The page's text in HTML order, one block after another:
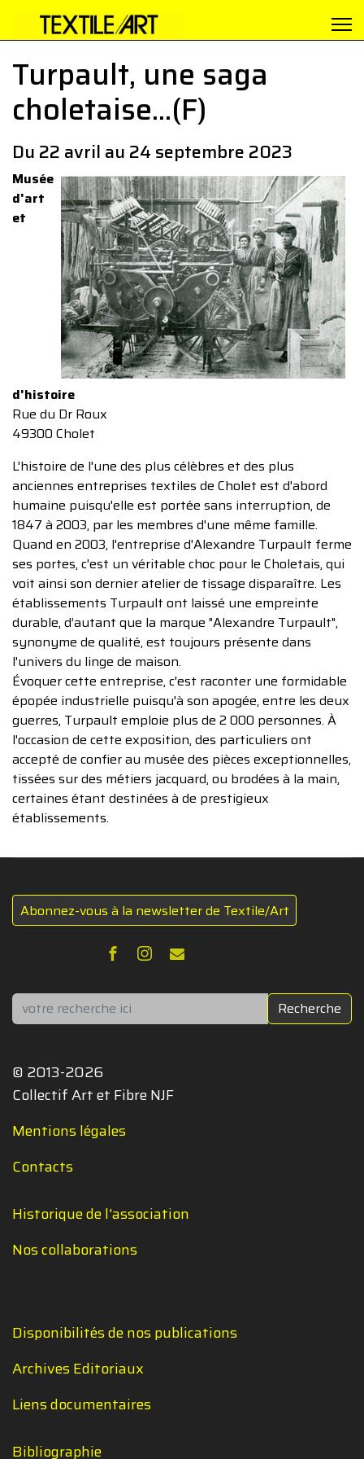
Turpault, une saga
choletaise...(F)
Du 22 avril au 24 septembre 2023
Musée
d'art
et
d'histoire
Rue du Dr Roux
49300 Cholet
L'histoire de l'une des plus célèbres et des plus
anciennes entreprises textiles de Cholet est d'abord
humaine puisqu'elle est portée sans interruption, de
1847 à 2003, par les membres d'une même famille.
Quand en 2003, l'entreprise d'Alexandre Turpault ferme
ses portes, c'est un véritable choc pour le Choletais, qui
voit ainsi son dernier atelier de tissage disparaître. Les
établissements Turpault ont laissé une empreinte
durable, d’autant que la marque "Alexandre Turpault",
synonyme de qualité, est toujours présente dans
l'univers du linge de maison.
Évoquer cette entreprise, c'est raconter une formidable
épopée industrielle puisqu'à son apogée, entre les deux
guerres, Turpault emploie plus de 2 000 personnes. À
l'occasion de cette exposition, des particuliers ont
accepté de confier au musée des pièces exceptionnelles,
tissées sur des métiers jacquard, ou brodées à la main,
certaines étant destinées à de prestigieux
établissements.
Abonnez-vous à la newsletter de Textile/Art
Rechercher Recherche
© 2013-2026
Collectif Art et Fibre NJF
Mentions légales
Contacts
Historique de l'association
Nos collaborations
Disponibilités de nos publications
Archives Editoriaux
Liens documentaires
Bibliographie